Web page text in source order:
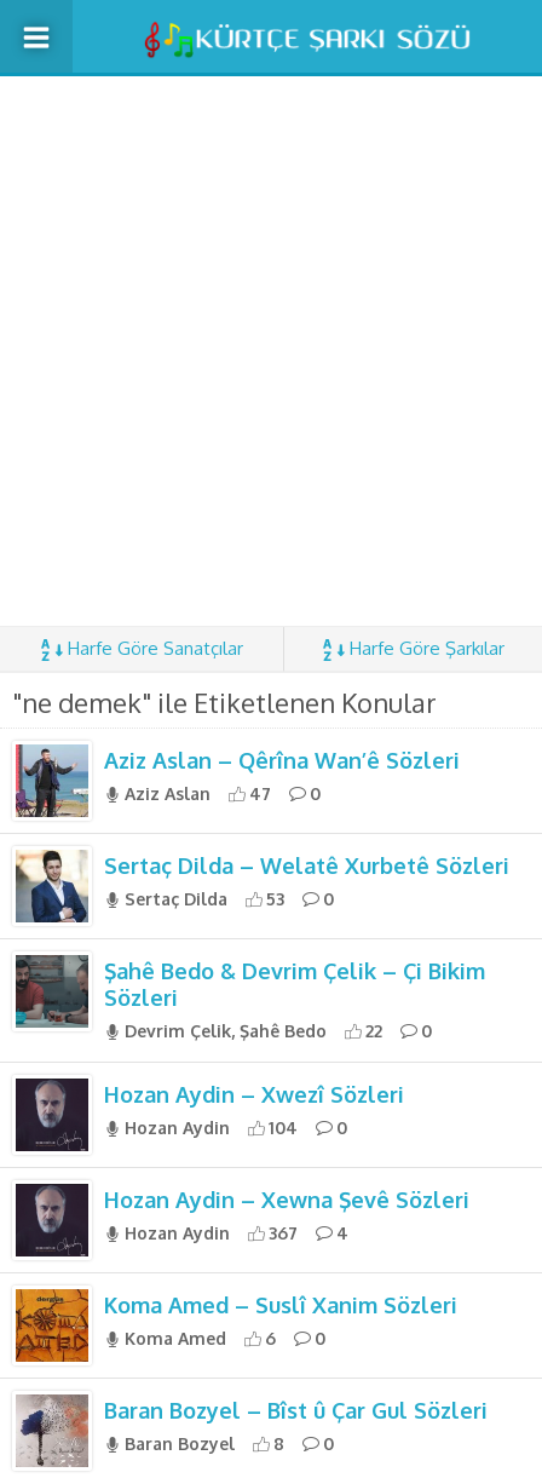
Harfe Göre Sanatçılar Harfe Göre Şarkılar
"ne demek" ile Etiketlenen Konular
Aziz Aslan – Qêrîna Wan’ê Sözleri
Aziz Aslan 47 0
Sertaç Dilda – Welatê Xurbetê Sözleri
Sertaç Dilda 53 0
Şahê Bedo & Devrim Çelik – Çi Bikim
Sözleri
Devrim Çelik, Şahê Bedo 22 0
Hozan Aydin – Xwezî Sözleri
Hozan Aydin 104 0
Hozan Aydin – Xewna Şevê Sözleri
Hozan Aydin 367 4
Koma Amed – Suslî Xanim Sözleri
Koma Amed 6 0
Baran Bozyel – Bîst û Çar Gul Sözleri
Baran Bozyel 8 0